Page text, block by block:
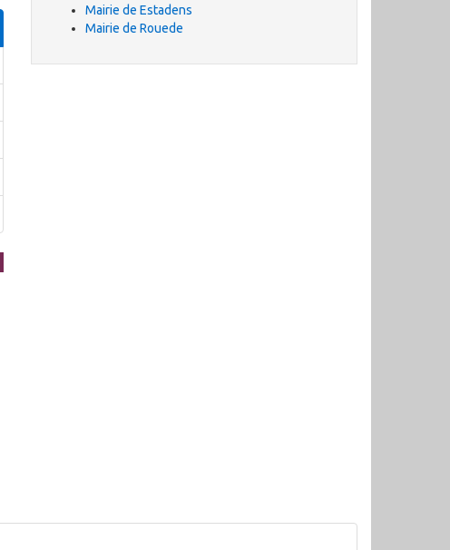
Mairie de Estadens
Mairie de Rouede